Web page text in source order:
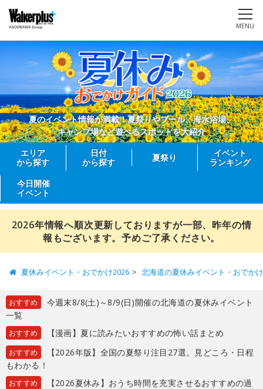
MENU
夏のイベント情報が満載！夏祭りやプール、海水浴場、
キャンプ場など遊べるスポットを大紹介
エリア
から探す
日付
から探す
夏祭り
イベント
ランキング
今日開催
イベント
2026年情報へ順次更新しておりますが一部、昨年の情
報もございます。予めご了承ください。
夏休みイベント・おでかけ2026 北海道の夏休みイベント・おでか
おすすめ
今週末8/8(土)～8/9(日)開催の北海道の夏休みイベント
一覧
おすすめ 【漫画】夏に読みたいおすすめの怖い話まとめ
おすすめ
【2026年版】全国の夏祭り注目27選。見どころ・日程
もわかる！
おすすめ
【2026夏休み】おうち時間を充実させるおすすめの過